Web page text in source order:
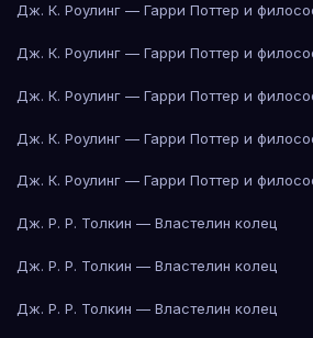
Дж. К. Роулинг — Гарри Поттер и
Дж. К. Роулинг — Гарри Поттер и
Дж. К. Роулинг — Гарри Поттер и
Дж. К. Роулинг — Гарри Поттер и
Дж. К. Роулинг — Гарри Поттер и
Дж. Р. Р. Толкин — Властелин колец
Дж. Р. Р. Толкин — Властелин колец
Дж. Р. Р. Толкин — Властелин колец